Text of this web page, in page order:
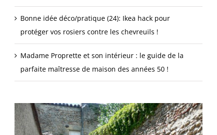
Bonne idée déco/pratique (24): Ikea hack pour
protéger vos rosiers contre les chevreuils !
Madame Proprette et son intérieur : le guide de la
parfaite maîtresse de maison des années 50 !